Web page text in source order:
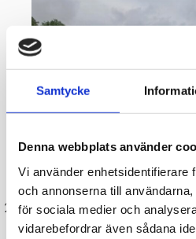
Samtycke
Denna webbplats använder
Vi använder enhetsidentifierare
och annonserna till
för sociala medier och
vidarebefordrar även sådana
En före detta åker, Pojo